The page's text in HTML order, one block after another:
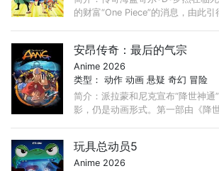
的财富“One Piece”的消息，由此
安昂传奇：最后的气宗
Anime 2026
类型：动作 动画 悬疑 奇幻 冒险
简介：派拉蒙和尼克宣布“降世神通
影，仍是动画形式。第一部由《降
玩具总动员5
Anime 2026